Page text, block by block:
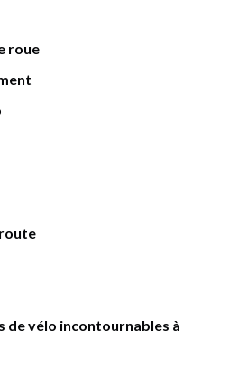
roue
de vélo incontournables à